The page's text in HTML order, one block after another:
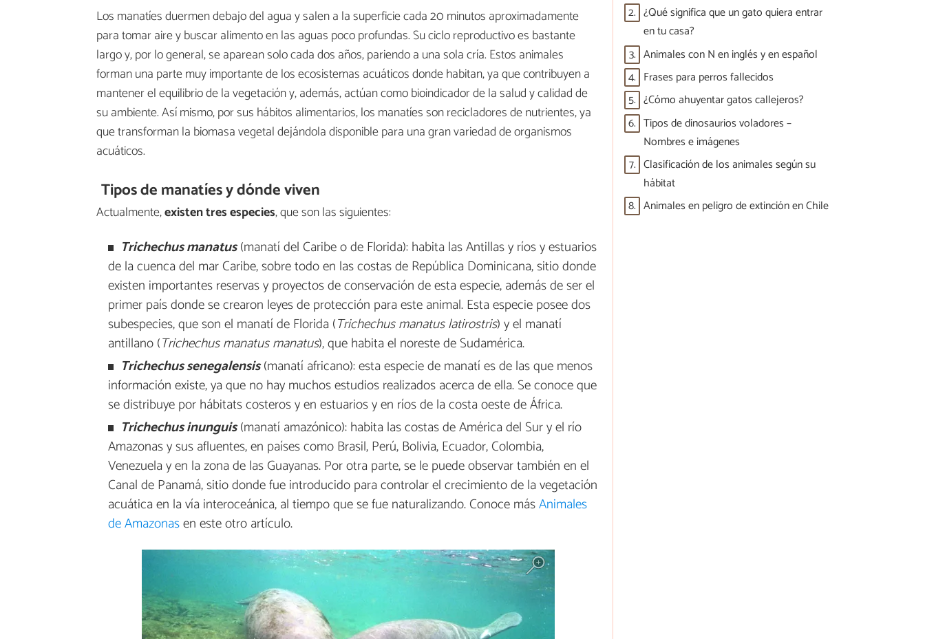
Los manatíes duermen debajo del agua y salen a la superficie cada 20 minutos aproximadamente
para tomar aire y buscar alimento en las aguas poco profundas. Su ciclo reproductivo es bastante
largo y, por lo general, se aparean solo cada dos años, pariendo a una sola cría. Estos animales
forman una parte muy importante de los ecosistemas acuáticos donde habitan, ya que contribuyen a
mantener el equilibrio de la vegetación y, además, actúan como bioindicador de la salud y calidad de
su ambiente. Así mismo, por sus hábitos alimentarios, los manatíes son recicladores de nutrientes, ya
que transforman la biomasa vegetal dejándola disponible para una gran variedad de organismos
acuáticos.
Tipos de manatíes y dónde viven
Actualmente,existen tres especies, que son las siguientes:
Trichechus manatus(manatí del Caribe o de Florida): habita las Antillas y ríos y estuarios
de la cuenca del mar Caribe, sobre todo en las costas de República Dominicana, sitio donde
existen importantes reservas y proyectos de conservación de esta especie, además de ser el
primer país donde se crearon leyes de protección para este animal. Esta especie posee dos
subespecies, que son el manatí de Florida (Trichechus manatus latirostris) y el manatí
antillano (Trichechus manatus manatus), que habita el noreste de Sudamérica.
Trichechus senegalensis(manatí africano): esta especie de manatí es de las que menos
información existe, ya que no hay muchos estudios realizados acerca de ella. Se conoce que
se distribuye por hábitats costeros y en estuarios y en ríos de la costa oeste de África.
Trichechus inunguis(manatí amazónico): habita las costas de América del Sur y el río
Amazonas y sus afluentes, en países como Brasil, Perú, Bolivia, Ecuador, Colombia,
Venezuela y en la zona de las Guayanas. Por otra parte, se le puede observar también en el
Canal de Panamá, sitio donde fue introducido para controlar el crecimiento de la vegetación
acuática en la vía interoceánica, al tiempo que se fue naturalizando. Conoce másAnimales
de Amazonasen este otro artículo.
2. ¿Qué significa que un gato quiera entrar
en tu casa?
3. Animales con N en inglés y en español
4. Frases para perros fallecidos
5. ¿Cómo ahuyentar gatos callejeros?
6. Tipos de dinosaurios voladores –
Nombres e imágenes
7. Clasificación de los animales según su
hábitat
8. Animales en peligro de extinción en Chile